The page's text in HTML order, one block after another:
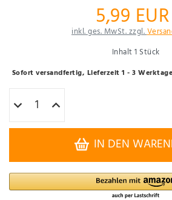
5,99 EUR
inkl. ges. MwSt. zzgl.
Inhalt1 Stück
Sofort versandfertig, Lieferzeit 1 - 3
IN DEN